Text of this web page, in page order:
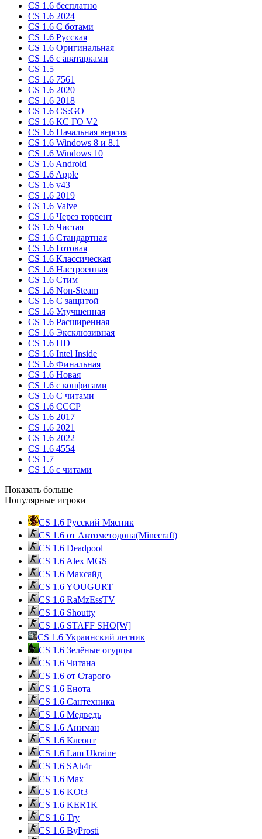
CS 1.6 бесплатно
CS 1.6 2024
CS 1.6 С ботами
CS 1.6 Русская
CS 1.6 Оригинальная
CS 1.6 c аватарками
CS 1.5
CS 1.6 7561
CS 1.6 2020
CS 1.6 2018
CS 1.6 CS:GO
CS 1.6 КС ГО V2
CS 1.6 Начальная версия
CS 1.6 Windows 8 и 8.1
CS 1.6 Windows 10
CS 1.6 Android
CS 1.6 Apple
CS 1.6 v43
CS 1.6 2019
CS 1.6 Valve
CS 1.6 Через торрент
CS 1.6 Чистая
CS 1.6 Стандартная
CS 1.6 Готовая
CS 1.6 Классическая
CS 1.6 Настроенная
CS 1.6 Стим
CS 1.6 Non-Steam
CS 1.6 C защитой
CS 1.6 Улучшенная
CS 1.6 Расширенная
CS 1.6 Эксклюзивная
CS 1.6 HD
CS 1.6 Intel Inside
CS 1.6 Финальная
CS 1.6 Новая
CS 1.6 с конфигами
CS 1.6 С читами
CS 1.6 CCCP
CS 1.6 2017
CS 1.6 2021
CS 1.6 2022
CS 1.6 4554
CS 1.7
CS 1.6 с читами
Показать больше
Популярные игроки
CS 1.6 Русский Мясник
CS 1.6 от Автометодона(Minecraft)
CS 1.6 Deadpool
CS 1.6 Alex MGS
CS 1.6 Максайд
CS 1.6 YOUGURT
CS 1.6 RaMzEssTV
CS 1.6 Shoutty
CS 1.6 STAFF SHO[W]
CS 1.6 Украинский лесник
CS 1.6 Зелёные огурцы
CS 1.6 Читана
CS 1.6 от Cтарого
CS 1.6 Енота
CS 1.6 Сантехника
CS 1.6 Медведь
CS 1.6 Аниман
CS 1.6 Клеонт
CS 1.6 Lam Ukraine
CS 1.6 SAh4r
CS 1.6 Max
CS 1.6 KOt3
CS 1.6 KER1K
CS 1.6 Try
CS 1.6 ByProsti